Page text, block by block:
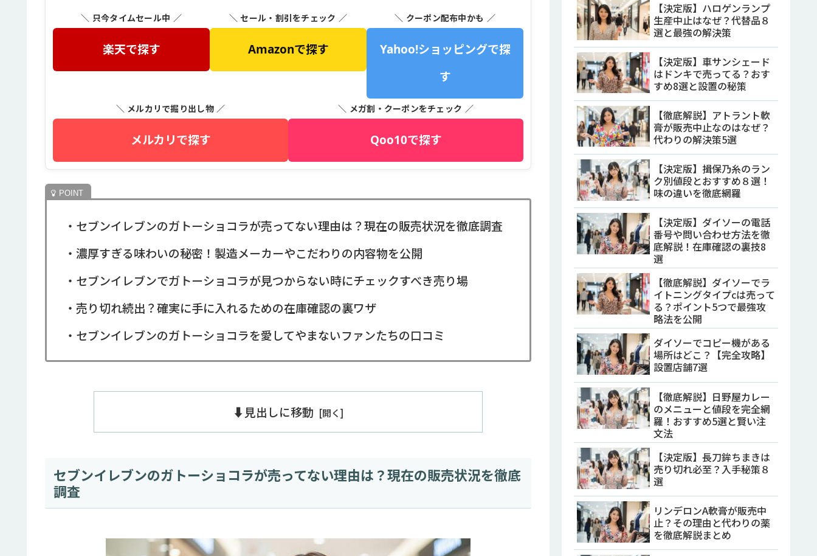
＼ 只今タイムセール中 ／
楽天で探す
＼ セール・割引をチェック ／
Amazonで探す
＼ クーポン配布中かも ／
Yahoo!ショッピングで探
す
＼ メルカリで掘り出し物 ／
メルカリで探す
＼ メガ割・クーポンをチェック ／
Qoo10で探す
・セブンイレブンのガトーショコラが売ってない理由は？現在の販売状況を徹底調査
・濃厚すぎる味わいの秘密！製造メーカーやこだわりの内容物を公開
・セブンイレブンでガトーショコラが見つからない時にチェックすべき売り場
・売り切れ続出？確実に手に入れるための在庫確認の裏ワザ
・セブンイレブンのガトーショコラを愛してやまないファンたちの口コミ
⬇️見出しに移動
セブンイレブンのガトーショコラが売ってない理由は？現在の販売状況を徹底
調査
【決定版】ハロゲンランプ
生産中止はなぜ？代替品８
選と最強の解決策
【決定版】車サンシェード
はドンキで売ってる？おす
すめ8選と設置の秘策
【徹底解説】アトラント軟
膏が販売中止なのはなぜ？
代わりの解決策5選
【決定版】揖保乃糸のラン
ク別値段とおすすめ８選！
味の違いを徹底網羅
【決定版】ダイソーの電話
番号や問い合わせ方法を徹
底解説！在庫確認の裏技8
選
【徹底解説】ダイソーでラ
イトニングタイプcは売って
る？ポイント5つで最強攻
略法を公開
ダイソーでコピー機がある
場所はどこ？【完全攻略】
設置店舗7選
【徹底解説】日野屋カレー
のメニューと値段を完全網
羅！おすすめ5選と賢い注
文法
【決定版】長刀鉾ちまきは
売り切れ必至？入手秘策８
選
リンデロンA軟膏が販売中
止？その理由と代わりの薬
を徹底解説まとめ